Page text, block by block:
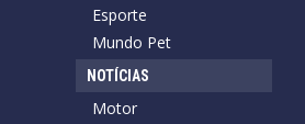
Esporte
Mundo Pet
NOTÍCIAS
Motor